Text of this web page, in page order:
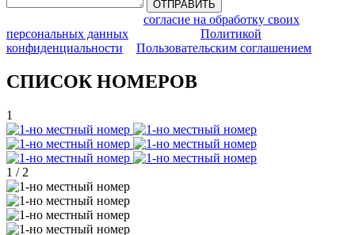
согласие на обработку своих
персональных данных
Политикой
конфиденциальности
Пользовательским соглашением
СПИСОК НОМЕРОВ
1
1 / 2